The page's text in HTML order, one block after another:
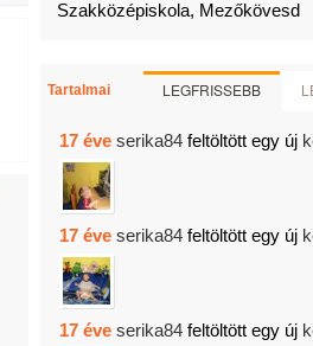
Szakközépiskola, Mezőkövesd
Tartalmai LEGFRISSEBB
17 éve serika84 feltöltött egy új
17 éve serika84 feltöltött egy új
17 éve serika84 feltöltött egy új